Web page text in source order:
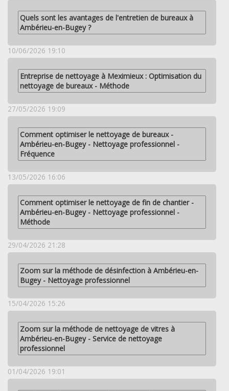
Quels sont les avantages de l'entretien de bureaux à
Ambérieu-en-Bugey ?
10/06/2026 19:10
Entreprise de nettoyage à Meximieux : Optimisation du
nettoyage de bureaux - Méthode
27/05/2026 19:09
Comment optimiser le nettoyage de bureaux -
Ambérieu-en-Bugey - Nettoyage professionnel -
Fréquence
13/05/2026 16:06
Comment optimiser le nettoyage de fin de chantier -
Ambérieu-en-Bugey - Nettoyage professionnel -
Méthode
29/04/2026 21:28
Zoom sur la méthode de désinfection à Ambérieu-en-
Bugey - Nettoyage professionnel
15/04/2026 15:26
Zoom sur la méthode de nettoyage de vitres à
Ambérieu-en-Bugey - Service de nettoyage
professionnel
01/04/2026 19:01